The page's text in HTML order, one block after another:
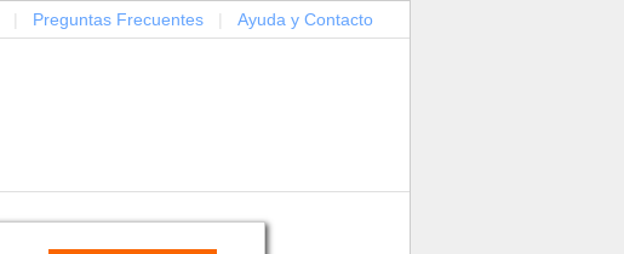
Preguntas Frecuentes Ayuda y Contacto